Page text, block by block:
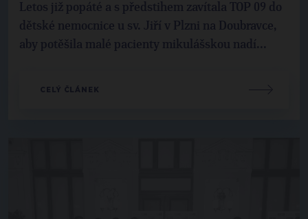
Letos již popáté a s předstihem zavítala TOP 09 do
dětské nemocnice u sv. Jiří v Plzni na Doubravce,
aby potěšila malé pacienty mikulášskou nadí...
CELÝ ČLÁNEK